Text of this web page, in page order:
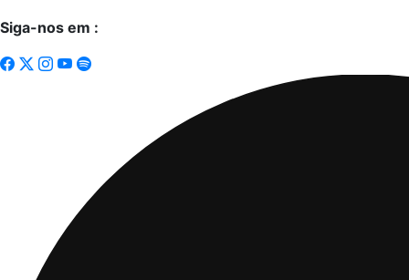
Siga-nos em :